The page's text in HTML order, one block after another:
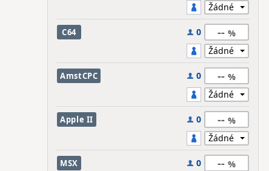
C64 0 --
AmstCPC 0 --
Apple II 0 --
MSX 0 --